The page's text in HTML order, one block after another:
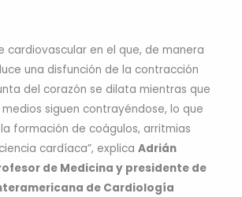
cardiovascular en el que, de manera
una disfunción de la contracción
del corazón se dilata mientras que
siguen contrayéndose, lo que
formación de coágulos, arritmias
cardíaca”, explica Adrián
de Medicina y presidente de
de Cardiología